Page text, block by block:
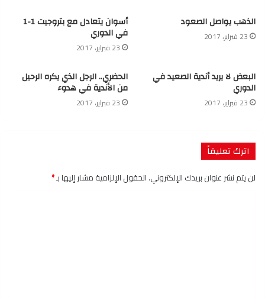
الذهب يواصل الصعود
23 فبراير، 2017
أسوان يتعادل مع بتروجيت 1-1
في الدوري
23 فبراير، 2017
البعض لا يريد أندية الصعيد في
الدوري
23 فبراير، 2017
الحضري.. الرجل الذي يكره الرحيل
من الأندية في هدوء
23 فبراير، 2017
اترك تعليقاً
لن يتم نشر عنوان بريدك الإلكتروني.الحقول الإلزامية مشار إليها بـ*